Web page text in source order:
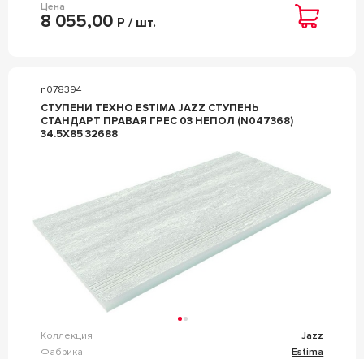
Цена
8 055,00 Р / шт.
n078394
СТУПЕНИ ТЕХНО ESTIMA JAZZ СТУПЕНЬ
СТАНДАРТ ПРАВАЯ ГРЕС 03 НЕПОЛ (N047368)
34.5X85 32688
Коллекция
Jazz
Фабрика
Estima